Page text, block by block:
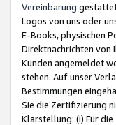
Vereinbarung
Logos von uns oder
E-Books, physischen
Direktnachrichten von
Kunden angemeldet
stehen. Auf unser
Bestimmungen
Sie die Zertifizierung
Klarstellung: (i) Für